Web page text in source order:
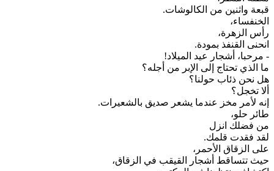
قبعة واثنين من الكالوشات.
الخنفساء،
رأس الزهرة،
انحنى القنفذ بمودة.
- مرحبا، أشجار عيد الميلاد!
ما الذي تحتاج إلى الإبر من أجله؟
هل نحن ذئاب حولنا؟
ألا تخجل؟
إنه لأمر مخز عندما يشعر صديق بالشعيرات.
طائر حلو،
من فضلك انزل
لقد فقدت قلمك.
على الزقاق الأحمر،
حيث تتساقط أشجار القيقب في الزقاق،